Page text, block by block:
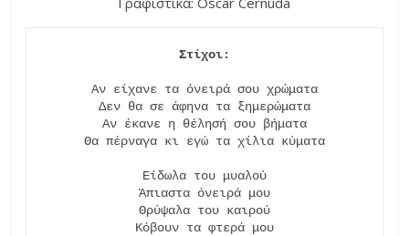
Αν είχανε τα όνειρά σου χρώματα
Δεν θα σε άφηνα τα ξημερώματα
Αν έκανε η θέλησή σου βήματα
Θα πέρναγα κι εγώ τα χίλια κύματα
Είδωλα του μυαλού
Άπιαστα όνειρά μου
Θρύψαλα του καιρού
Κόβουν τα φτερά μου